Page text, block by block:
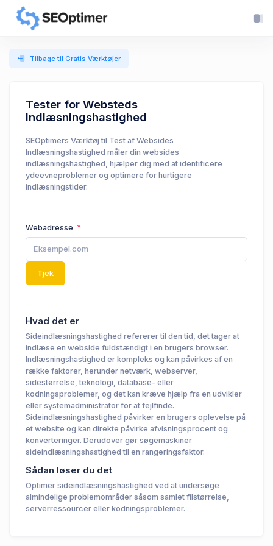
Tilbage til Gratis Værktøjer
Tester for Websteds
Indlæsningshastighed
SEOptimers Værktøj til Test af Websides
Indlæsningshastighed måler din websides
indlæsningshastighed, hjælper dig med at identificere
ydeevneproblemer og optimere for hurtigere
indlæsningstider.
Webadresse
Tjek
Hvad det er
Sideindlæsningshastighed refererer til den tid, det tager at
indlæse en webside fuldstændigt i en brugers browser.
Indlæsningshastighed er kompleks og kan påvirkes af en
række faktorer, herunder netværk, webserver,
sidestørrelse, teknologi, database- eller
kodningsproblemer, og det kan kræve hjælp fra en udvikler
eller systemadministrator for at fejlfinde.
Sideindlæsningshastighed påvirker en brugers oplevelse på
et website og kan direkte påvirke afvisningsprocent og
konverteringer. Derudover gør søgemaskiner
sideindlæsningshastighed til en rangeringsfaktor.
Sådan løser du det
Optimer sideindlæsningshastighed ved at undersøge
almindelige problemområder såsom samlet filstørrelse,
serverressourcer eller kodningsproblemer.